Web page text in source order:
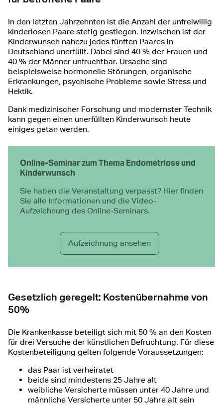
In den letzten Jahrzehnten ist die Anzahl der unfreiwillig
kinderlosen Paare stetig gestiegen. Inzwischen ist der
Kinderwunsch nahezu jedes fünften Paares in
Deutschland unerfüllt. Dabei sind 40 % der Frauen und
40 % der Männer unfruchtbar. Ursache sind
beispielsweise hormonelle Störungen, organische
Erkrankungen, psychische Probleme sowie Stress und
Hektik.
Dank medizinischer Forschung und modernster Technik
kann gegen einen unerfüllten Kinderwunsch heute
einiges getan werden.
Online-Seminar zum Thema Endometriose und
Kinderwunsch
Sie haben die Veranstaltung verpasst? Hier finden
Sie alle Informationen und die Video-
Aufzeichnung des Online-Seminars.
Aufzeichnung ansehen
Gesetzlich geregelt: Kostenübernahme von
50%
Die Krankenkasse beteiligt sich mit 50 % an den Kosten
für drei Versuche der künstlichen Befruchtung. Für diese
Kostenbeteiligung gelten folgende Voraussetzungen:
das Paar ist verheiratet
beide sind mindestens 25 Jahre alt
weibliche Versicherte müssen unter 40 Jahre und
männliche Versicherte unter 50 Jahre alt sein